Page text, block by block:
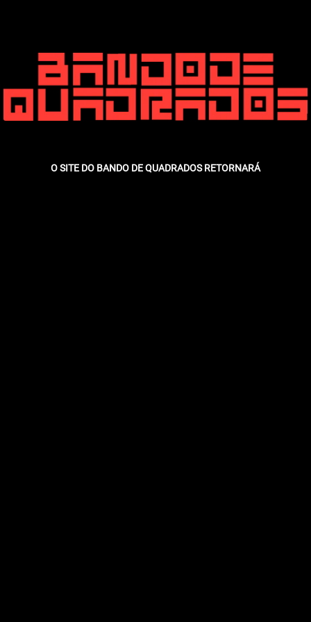
O SITE DO BANDO DE QUADRADOS RETORNARÁ